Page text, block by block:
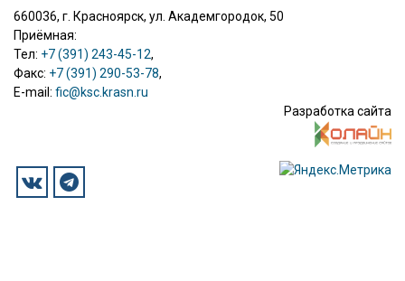
660036, г. Красноярск, ул. Академгородок, 50
Приёмная:
Тел: +7 (391) 243-45-12,
Факс: +7 (391) 290-53-78,
E-mail: fic@ksc.krasn.ru
Разработка сайта